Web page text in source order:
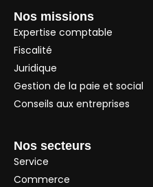
Nos missions
Expertise comptable
Fiscalité
Juridique
Gestion de la paie et social
Conseils aux entreprises
Nos secteurs
Service
Commerce